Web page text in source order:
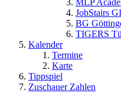
MLP
JobStairs
BG
TIGERS
Kalender
Termine
Karte
Tippspiel
Zuschauer Zahlen